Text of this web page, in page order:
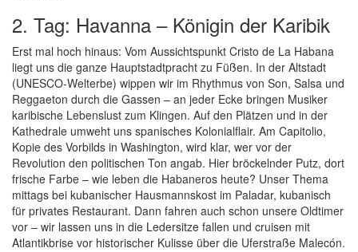
2. Tag: Havanna – Königin der Karibik
Erst mal hoch hinaus: Vom Aussichtspunkt Cristo de La Habana
liegt uns die ganze Hauptstadtpracht zu Füßen. In der Altstadt
(UNESCO-Welterbe) wippen wir im Rhythmus von Son, Salsa und
Reggaeton durch die Gassen – an jeder Ecke bringen Musiker
karibische Lebenslust zum Klingen. Auf den Plätzen und in der
Kathedrale umweht uns spanisches Kolonialflair. Am Capitolio,
Kopie des Vorbilds in Washington, wird klar, wer vor der
Revolution den politischen Ton angab. Hier bröckelnder Putz, dort
frische Farbe – wie leben die Habaneros heute? Unser Thema
mittags bei kubanischer Hausmannskost im Paladar, kubanisch
für privates Restaurant. Dann fahren auch schon unsere Oldtimer
vor – wir lassen uns in die Ledersitze fallen und cruisen mit
Atlantikbrise vor historischer Kulisse über die Uferstraße Malecón.